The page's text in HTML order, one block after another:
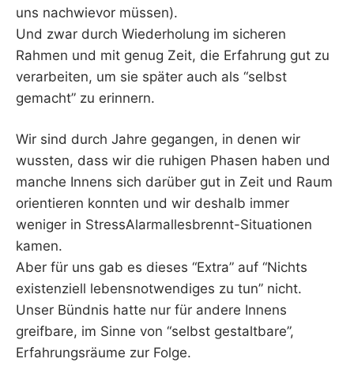
uns nachwievor müssen).
Und zwar durch Wiederholung im sicheren
Rahmen und mit genug Zeit, die Erfahrung gut zu
verarbeiten, um sie später auch als “selbst
gemacht” zu erinnern.
Wir sind durch Jahre gegangen, in denen wir
wussten, dass wir die ruhigen Phasen haben und
manche Innens sich darüber gut in Zeit und Raum
orientieren konnten und wir deshalb immer
weniger in StressAlarmallesbrennt-Situationen
kamen.
Aber für uns gab es dieses “Extra” auf “Nichts
existenziell lebensnotwendiges zu tun” nicht.
Unser Bündnis hatte nur für andere Innens
greifbare, im Sinne von “selbst gestaltbare”,
Erfahrungsräume zur Folge.